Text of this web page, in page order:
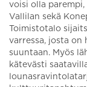
voisi olla
Vallilan sekä
Toimistotalo
varressa, josta
suuntaan. Myös
kätevästi